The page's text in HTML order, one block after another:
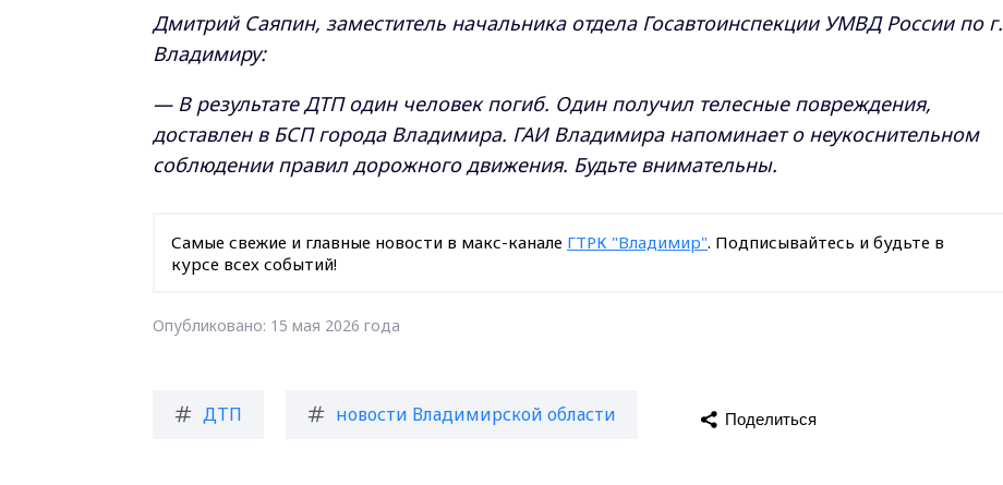
Дмитрий Саяпин, заместитель начальника отдела Госавтоинспекции УМВД России по г.
Владимиру:
— В результате ДТП один человек погиб. Один получил телесные повреждения,
доставлен в БСП города Владимира. ГАИ Владимира напоминает о неукоснительном
соблюдении правил дорожного движения. Будьте внимательны.
Самые свежие и главные новости в макс-канале ГТРК "Владимир". Подписывайтесь и будьте в
курсе всех событий!
Опубликовано: 15 мая 2026 года
ДТП новости Владимирской области Поделиться